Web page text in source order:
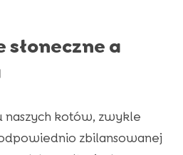
słoneczne a
naszych kotów, zwykle
zbilansowanej